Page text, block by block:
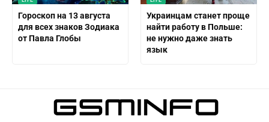
Гороскоп на 13 августа
для всех знаков Зодиака
от Павла Глобы
Украинцам станет проще
найти работу в Польше:
не нужно даже знать
язык